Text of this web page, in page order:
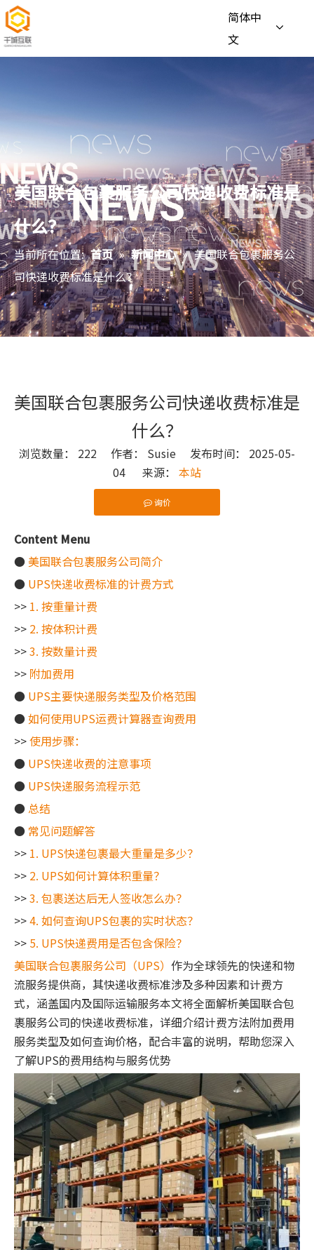
简体中
文
美国联合包裹服务公司快递收费标准是
什么？
当前所在位置: 首页 » 新闻中心 » 美国联合包裹服务公
司快递收费标准是什么？
美国联合包裹服务公司快递收费标准是
什么？
浏览数量： 222 作者： Susie 发布时间： 2025-05-
04 来源： 本站
询价
["wechat"]
Content Menu
● 美国联合包裹服务公司简介
● UPS快递收费标准的计费方式
>> 1. 按重量计费
>> 2. 按体积计费
>>3. 按数量计费
>> 附加费用
● UPS主要快递服务类型及价格范围
●如何使用UPS运费计算器查询费用
>>使用步骤：
● UPS快递收费的注意事项
● UPS快递服务流程示范
● 总结
● 常见问题解答
>> 1. UPS快递包裹最大重量是多少？
>> 2. UPS如何计算体积重量？
>>3. 包裹送达后无人签收怎么办？
>>4. 如何查询UPS包裹的实时状态？
>> 5. UPS快递费用是否包含保险？
美国联合包裹服务公司（UPS） 作为全球领先的快递和物
流服务提供商，其快递收费标准涉及多种因素和计费方
式，涵盖国内及国际运输服务本文将全面解析美国联合包
裹服务公司的快递收费标准，详细介绍计费方法附加费用
服务类型及如何查询价格，配合丰富的说明，帮助您深入
了解UPS的费用结构与服务优势